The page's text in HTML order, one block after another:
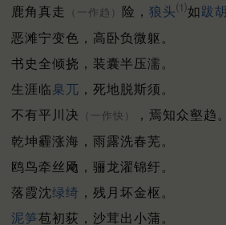
鹿角真走 （一作趋） 险， 狼头⑴如跋胡
恶滩宁变色，高卧负微躯。
书史全倾挠，装囊半压濡。
生涯临臬兀 ，死地脱斯须。
不有平川决
（一作快）
，焉知众壑趋。
乾坤霾涨海，雨露洗春芜。
鸥鸟牵丝飏，骊龙濯锦纡。
落霞沈绿绮 ，残月坏金枢。
泥笋苞初荻，沙茸出小蒲。